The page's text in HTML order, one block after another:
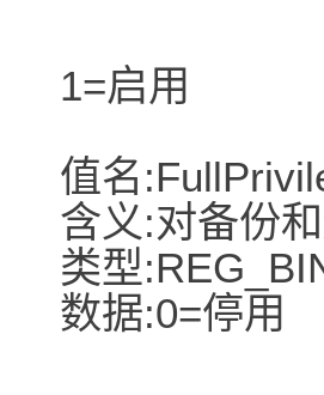
1=启用
值名
含义:对备份
类型
数据:0=停用